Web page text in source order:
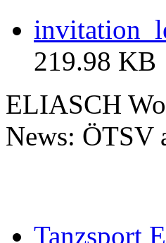
219.98 KB
ELIASCH
News: ÖTSV
Tanzsport